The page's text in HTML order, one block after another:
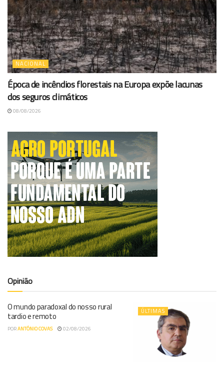
NACIONAL
Época de incêndios florestais na Europa expõe lacunas
dos seguros climáticos
08/08/2026
Opinião
ÚLTIMAS
O mundo paradoxal do nosso rural
tardio e remoto
PORANTÓNIO COVAS 02/08/2026